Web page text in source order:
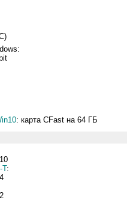
: карта CFast на 64 ГБ
T: